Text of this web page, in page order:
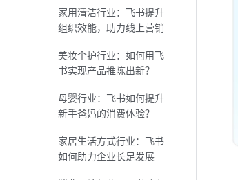
家用清洁行业：飞书提升
组织效能，助力线上营销
美妆个护行业：如何用飞
书实现产品推陈出新？
母婴行业：飞书如何提升
新手爸妈的消费体验？
家居生活方式行业：飞书
如何助力企业长足发展